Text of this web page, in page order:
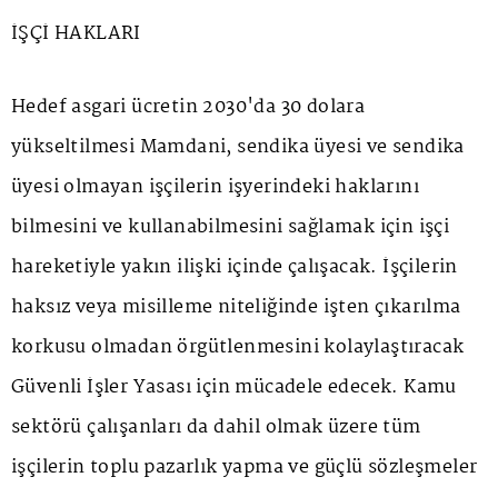
İŞÇİ HAKLARI
Hedef asgari ücretin 2030'da 30 dolara
yükseltilmesi Mamdani, sendika üyesi ve sendika
üyesi olmayan işçilerin işyerindeki haklarını
bilmesini ve kullanabilmesini sağlamak için işçi
hareketiyle yakın ilişki içinde çalışacak. İşçilerin
haksız veya misilleme niteliğinde işten çıkarılma
korkusu olmadan örgütlenmesini kolaylaştıracak
Güvenli İşler Yasası için mücadele edecek. Kamu
sektörü çalışanları da dahil olmak üzere tüm
işçilerin toplu pazarlık yapma ve güçlü sözleşmeler